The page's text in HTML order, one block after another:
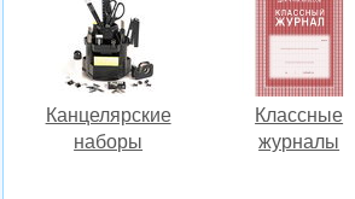
Канцелярские
наборы
Классные
журналы